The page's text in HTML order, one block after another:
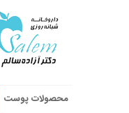
محصولات پوست